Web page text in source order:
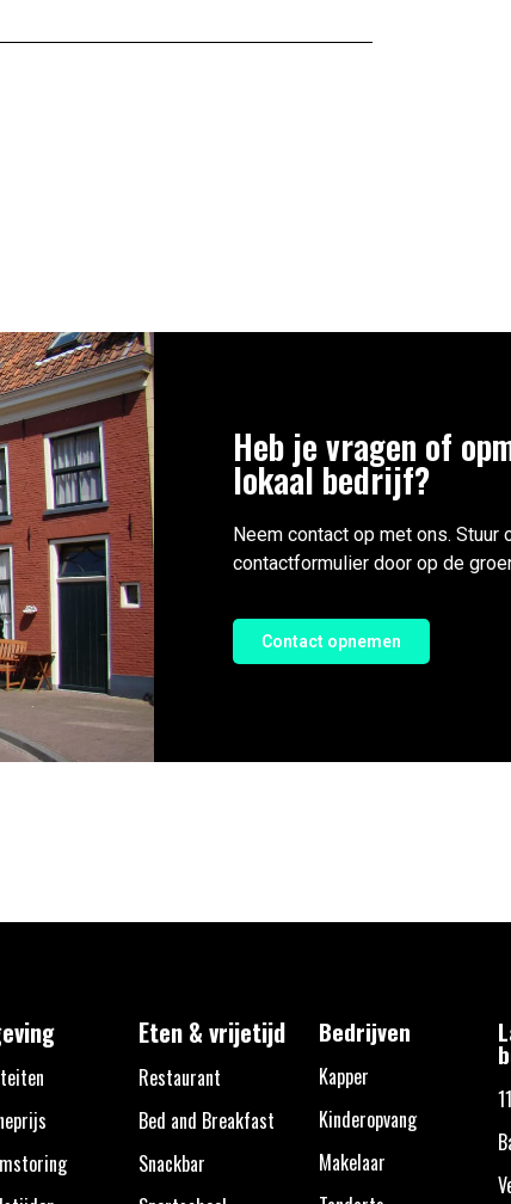
Heb je vragen of
lokaal bedrijf?
Neem contact op met ons. Stuur
contactformulier door op de
Contact opnemen
Eten & vrijetijd
Restaurant
Bed and Breakfast
Snackbar
Bedrijven
Kapper
Kinderopvang
Makelaar